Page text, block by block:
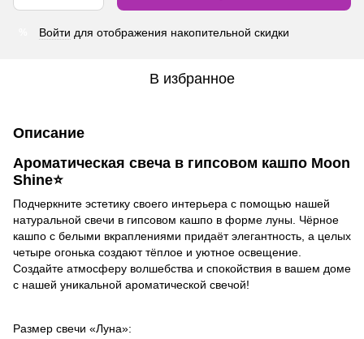
Войти для отображения накопительной скидки
В избранное
Описание
Ароматическая свеча в гипсовом кашпо Moon
Shine⭐
Подчеркните эстетику своего интерьера с помощью нашей
натуральной свечи в гипсовом кашпо в форме луны. Чёрное
кашпо с белыми вкраплениями придаёт элегантность, а целых
четыре огонька создают тёплое и уютное освещение.
Создайте атмосферу волшебства и спокойствия в вашем доме
с нашей уникальной ароматической свечой!
Размер свечи «Луна»: